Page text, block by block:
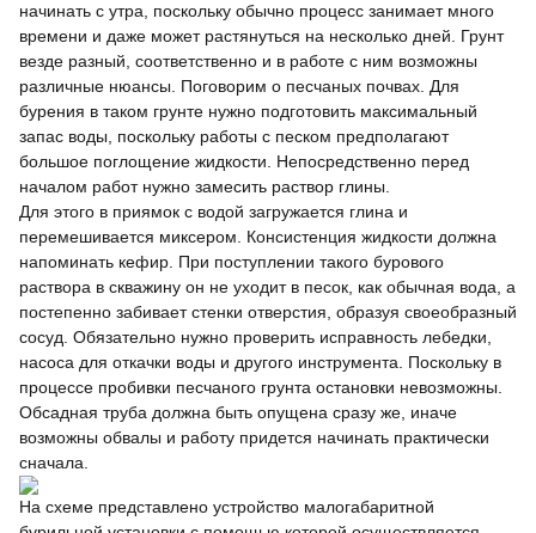
начинать с утра, поскольку обычно процесс занимает много
времени и даже может растянуться на несколько дней. Грунт
везде разный, соответственно и в работе с ним возможны
различные нюансы. Поговорим о песчаных почвах. Для
бурения в таком грунте нужно подготовить максимальный
запас воды, поскольку работы с песком предполагают
большое поглощение жидкости. Непосредственно перед
началом работ нужно замесить раствор глины.
Для этого в приямок с водой загружается глина и
перемешивается миксером. Консистенция жидкости должна
напоминать кефир. При поступлении такого бурового
раствора в скважину он не уходит в песок, как обычная вода, а
постепенно забивает стенки отверстия, образуя своеобразный
сосуд. Обязательно нужно проверить исправность лебедки,
насоса для откачки воды и другого инструмента. Поскольку в
процессе пробивки песчаного грунта остановки невозможны.
Обсадная труба должна быть опущена сразу же, иначе
возможны обвалы и работу придется начинать практически
сначала.
На схеме представлено устройство малогабаритной